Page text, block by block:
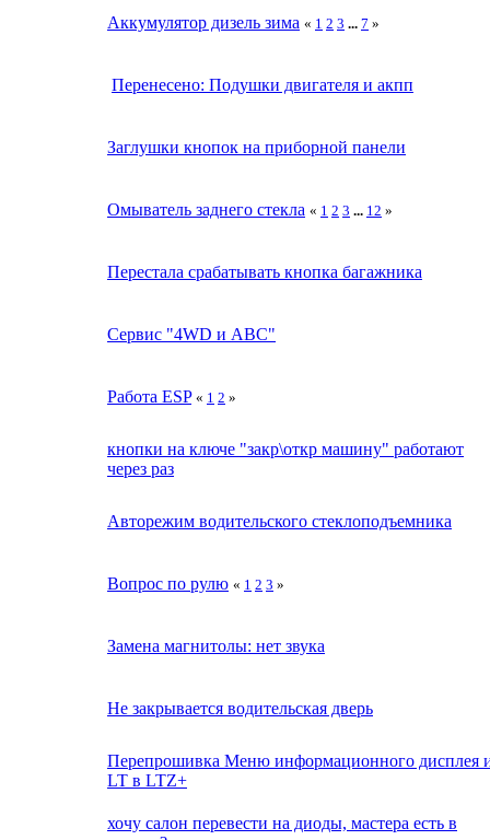
Аккумулятор дизель зима « 1 2 3 ... 7 »
Перенесено: Подушки двигателя и акпп
Заглушки кнопок на приборной панели
Омыватель заднего стекла « 1 2 3 ... 12 »
Перестала срабатывать кнопка багажника
Сервис "4WD и ABC"
Работа ESP « 1 2 »
кнопки на ключе "закр\откр машину" работают
через раз
Авторежим водительского стеклоподъемника
Вопрос по рулю « 1 2 3 »
Замена магнитолы: нет звука
Не закрывается водительская дверь
Перепрошивка Меню информационного дисплея
LT в LTZ+
хочу салон перевести на диоды, мастера есть в